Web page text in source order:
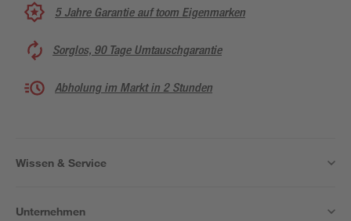
5 Jahre Garantie auf toom Eigenmarken
Sorglos, 90 Tage Umtauschgarantie
Abholung im Markt in 2 Stunden
Wissen & Service
Unternehmen